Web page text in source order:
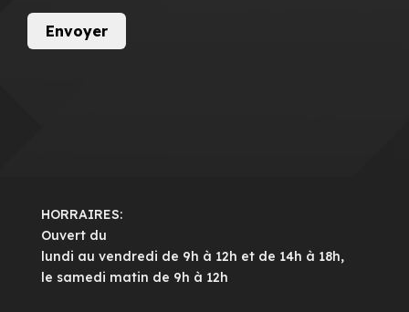
HORRAIRES:
Ouvert du
lundi au vendredi de 9h à 12h et de 14h à 18h,
le samedi matin de 9h à 12h